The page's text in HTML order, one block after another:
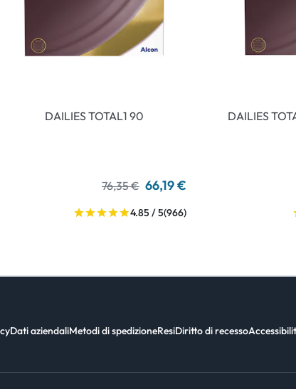
DAILIES TOTAL1 90
76,35 € 66,19 €
4.85 / 5(966)
DAILIES
Dati aziendaliMetodi di spedizioneResiDiritto di recesso